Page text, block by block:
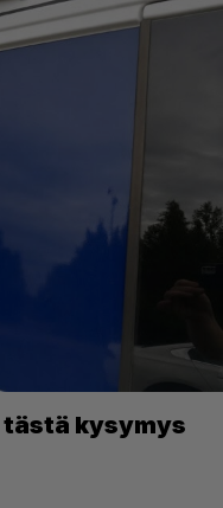
kysymys